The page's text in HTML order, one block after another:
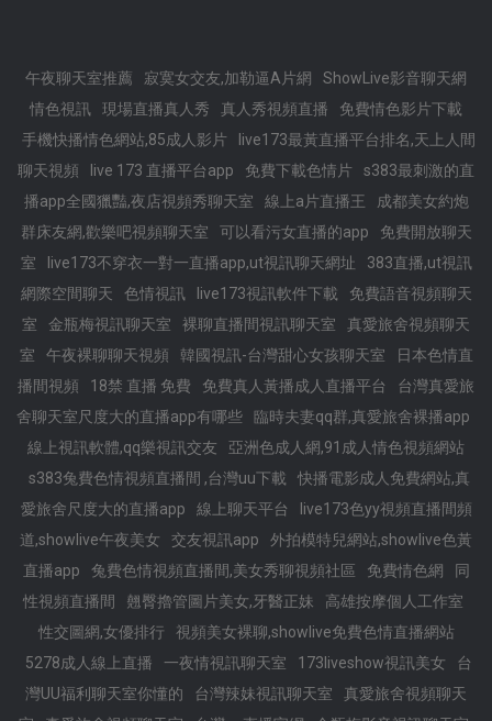
午夜聊天室推薦 寂寞女交友,加勒逼A片網
ShowLive影音聊天網
情色視訊
現場直播真人秀 真人秀視頻直播
免費情色影片下載
手機快播情色網站,85成人影片
live173最黃直播平台排名,天上人間
聊天視頻
live 173 直播平台app 免費下載色情片
s383最刺激的直
播app全國獵豔,夜店視頻秀聊天室
線上a片直播王
成都美女約炮
群床友網,歡樂吧視頻聊天室
可以看污女直播的app
免費開放聊天
室
live173不穿衣一對一直播app,ut視訊聊天網址
383直播,ut視訊
網際空間聊天
色情視訊 live173視訊軟件下載
免費語音視頻聊天
室
金瓶梅視訊聊天室 裸聊直播間視訊聊天室
真愛旅舍視頻聊天
室
午夜裸聊聊天視頻 韓國視訊-台灣甜心女孩聊天室
日本色情直
播間視頻
18禁 直播 免費 免費真人黃播成人直播平台
台灣真愛旅
舍聊天室尺度大的直播app有哪些
臨時夫妻qq群,真愛旅舍裸播app
線上視訊軟體,qq樂視訊交友
亞洲色成人網,91成人情色視頻網站
s383兔費色情視頻直播間 ,台灣uu下載
快播電影成人免費網站,真
愛旅舍尺度大的直播app
線上聊天平台
live173色yy視頻直播間頻
道,showlive午夜美女
交友視訊app
外拍模特兒網站,showlive色黃
直播app
兔費色情視頻直播間,美女秀聊視頻社區 免費情色網
同
性視頻直播間
翹臀擼管圖片美女,牙醫正妹
高雄按摩個人工作室
性交圖網,女優排行
視頻美女裸聊,showlive免費色情直播網站
5278成人線上直播
一夜情視訊聊天室 173liveshow視訊美女
台
灣UU福利聊天室你懂的
台灣辣妹視訊聊天室
真愛旅舍視頻聊天